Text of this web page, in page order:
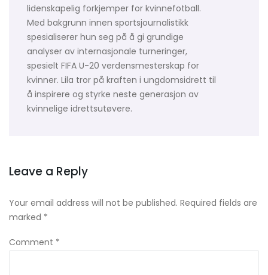
lidenskapelig forkjemper for kvinnefotball.
Med bakgrunn innen sportsjournalistikk
spesialiserer hun seg på å gi grundige
analyser av internasjonale turneringer,
spesielt FIFA U-20 verdensmesterskap for
kvinner. Lila tror på kraften i ungdomsidrett til
å inspirere og styrke neste generasjon av
kvinnelige idrettsutøvere.
Leave a Reply
Your email address will not be published. Required fields are
marked *
Comment *